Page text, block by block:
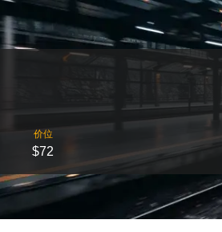
价位
$72